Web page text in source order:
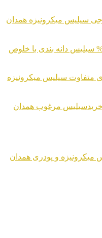
سیلیس میکرونیزه همدان
سیلیس دانه بندی با خلوص
سیلیس میکرونیزه
خریدسیلیس مرغوب همدان
میکرونیزه و پودری همدان